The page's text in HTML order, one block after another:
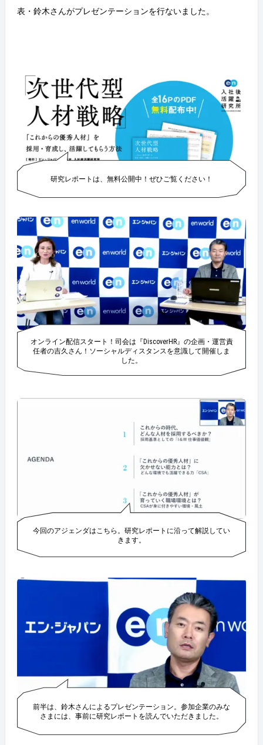
さらに詳しく話を聞こうと、参加者の方が登壇者のも
とへ。 一人ひとり、真摯に回答していきます。 登壇
トの横田さん！ &nbsp; こうして幕を閉じた、第1回『D
iscover HR』。 参加者のみなさまからは、大満足の声
をいただいております＾＾ &nbsp; 今後もエン・ジャパ
ンはこうしたイベントを通じて、企業の採用だけでな
く、定着・活躍も支援してまいります！！ 最後はパナ
ソニックのみなさんと！ &nbsp; #Discover HR開催レポ
ート
に会える機会、本当に嬉しくなります。 いよいよスタ
をいただきました。 YouTube Liveでイベントを同時中
継。遠方などで会場に足を運べなかった方にも、Web
で参加いただきました！ 甲南大学 尾形教授からは、
「中途入社者を活かす組織になるために ー今必要なオ
ンボーディング施策」と題し、オンボーディングに関
する研究結果を発表いただきました。 パネルディスカ
ッションでは、オンボーディングの事例紹介として、
株式会社鳥貴族様、株式会社ディーエイチシー様の2
社に登壇いただきました。 生々しい事例に、出席者の
当によるこのカンペが大活躍。 鈴木さんからは、人材
らこそ、人事の役割が非常に重要になってゆくこと。
当社も一緒になってご支援をさせていただきたい、
と、力強いメッセージをいただきました。 第二部の懇
親会が乾杯の発声とともにスタート。 ユーモアに溢れ
たごあいさつで会場を一つにしてくださいました。 彩
り豊かなケータリングも大好評！ &nbsp; 最後は登壇
いただいた皆さんで。ONE TEAMのポーズ！ &nbsp; 引
き続き、エン・ジャパンはイベントやプロダクトを通
じて、企業の採用のみならず定着と活躍を支援してい
きます！ &nbsp; #Discover HR開催レポート
表・鈴木さんがプレゼンテーションを行ないました。
研究レポートは、無料公開中！ぜひご覧ください！
オンライン配信スタート！司会は『DiscoverHR』の企画・運営責
任者の吉久さん！ソーシャルディスタンスを意識して開催しま
した。
今回のアジェンダはこちら。研究レポートに沿って解説してい
きます。
前半は、鈴木さんによるプレゼンテーション。参加企業のみな
さまには、事前に研究レポートを読んでいただきました。